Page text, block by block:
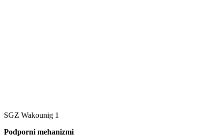
SGZ Wakounig 1
Podporni mehanizmi